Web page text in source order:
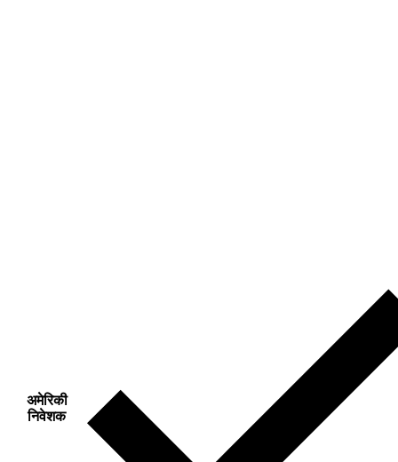
अमेरिकी
निवेशक